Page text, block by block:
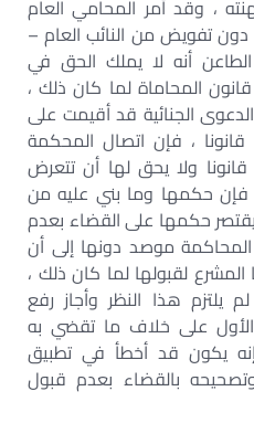
، وقد أمر المحامي العام
دون تفويض من النائب العام –
أنه لا يملك الحق في
طبقا للمادة 50 من قانون المحاماة لما كان ذلك ،
الجنائية قد أقيمت على
، فإن اتصال المحكمة
ولا يحق لها أن تتعرض
حكمها وما بني عليه من
حكمها على القضاء بعدم
المحاكمة موصد دونها إلى أن
لقبولها لما كان ذلك ،
هذا النظر وأجاز رفع
على خلاف ما تقضي به
، فإنه يكون قد أخطأ في تطبيق
بالقضاء بعدم قبول